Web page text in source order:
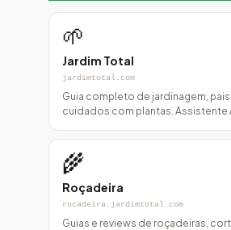
🌱
Jardim Total
jardimtotal.com
Guia completo de jardinagem,
cuidados com plantas. Assistente
🌾
Roçadeira
rocadeira.jardimtotal.com
Guias e reviews de roçadeiras,